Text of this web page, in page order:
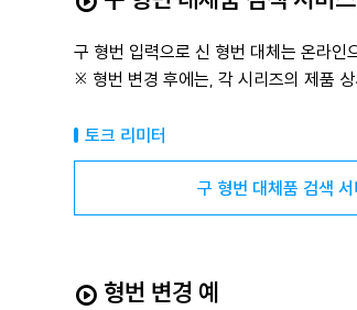
구 형번 입력으로 신 형번 대체는 온라인
※ 형번 변경 후에는, 각 시리즈의 제품
토크 리미터
구 형번 대체품 검색 서
형번 변경 예